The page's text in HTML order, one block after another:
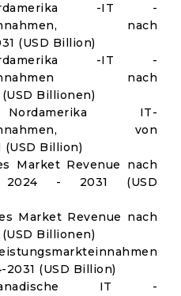
-IT -
nach
(USD Billion)
-IT -
nach
Billionen)
IT-
von
(USD Billion)
Market Revenue nach
2024 - 2031 (USD
Market Revenue nach
Billionen)
(USD Billion)
IT -